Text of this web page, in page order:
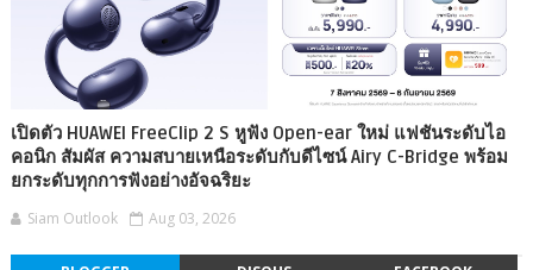
เปิดตัว HUAWEI FreeClip 2 S หูฟัง Open-ear ใหม่ แฟชันระดับไอ
คอนิก สัมผัส ความสบายเหนือระดับกับดีไซน์ Airy C-Bridge พร้อม
ยกระดับทุกการฟังอย่างอัจฉริยะ
Siam Outlook Aug 03, 2026